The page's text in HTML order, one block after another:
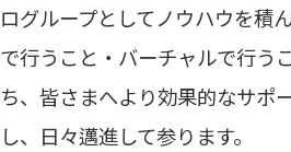
ログループとしてノウハウを積
で行うこと・バーチャルで行う
ち、皆さまへより効果的なサポ
し、日々邁進して参ります。